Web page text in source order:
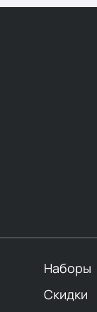
Наборы
Скидки